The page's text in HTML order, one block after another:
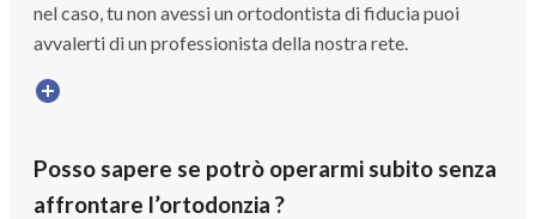
nel caso, tu non avessi un ortodontista di fiducia puoi
avvalerti di un professionista della nostra rete.
Posso sapere se potrò operarmi subito senza
affrontare l’ortodonzia ?